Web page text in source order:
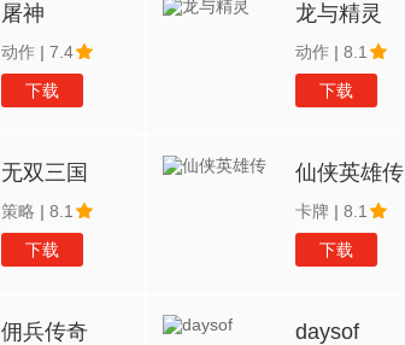
屠神
动作 | 7.4
下载
龙与精灵
动作 | 8.1
下载
无双三国
策略 | 8.1
下载
仙侠英雄传
卡牌 | 8.1
下载
佣兵传奇 daysof